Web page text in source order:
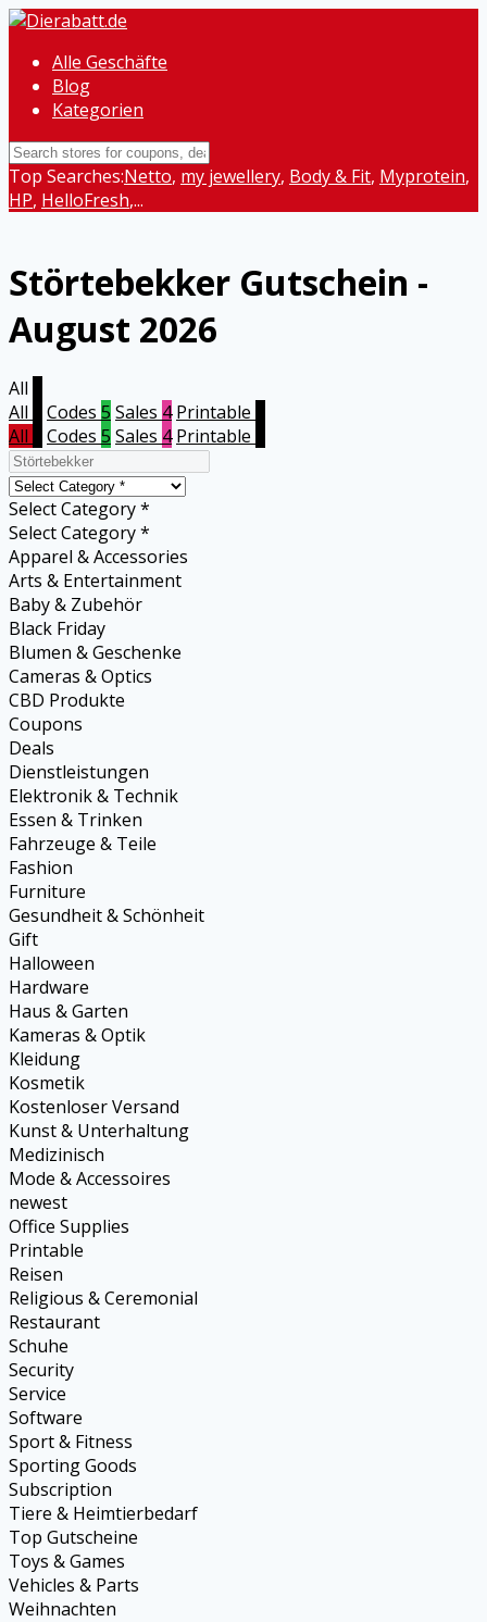
Alle Geschäfte
Blog
Kategorien
Top Searches:Netto, my jewellery, Body & Fit, Myprotein,
HP, HelloFresh,...
Störtebekker Gutschein -
August 2026
All
All
Codes 5 Sales 4 Printable
All
Codes 5 Sales 4 Printable
Select Category *
Select Category *
Apparel & Accessories
Arts & Entertainment
Baby & Zubehör
Black Friday
Blumen & Geschenke
Cameras & Optics
CBD Produkte
Coupons
Deals
Dienstleistungen
Elektronik & Technik
Essen & Trinken
Fahrzeuge & Teile
Fashion
Furniture
Gesundheit & Schönheit
Gift
Halloween
Hardware
Haus & Garten
Kameras & Optik
Kleidung
Kosmetik
Kostenloser Versand
Kunst & Unterhaltung
Medizinisch
Mode & Accessoires
newest
Office Supplies
Printable
Reisen
Religious & Ceremonial
Restaurant
Schuhe
Security
Service
Software
Sport & Fitness
Sporting Goods
Subscription
Tiere & Heimtierbedarf
Top Gutscheine
Toys & Games
Vehicles & Parts
Weihnachten